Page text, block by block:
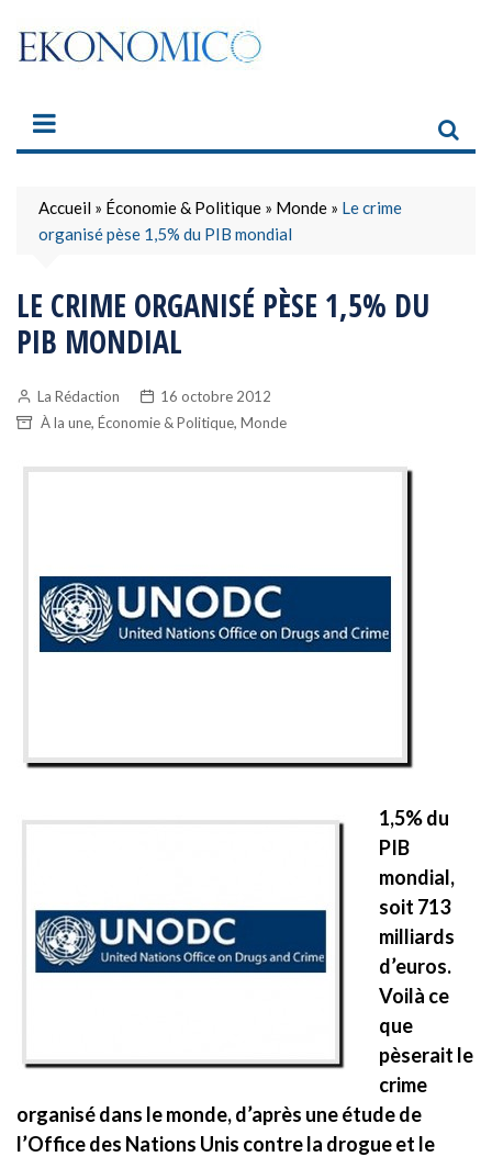
content
Accueil » Économie & Politique » Monde » Le crime
organisé pèse 1,5% du PIB mondial
LE CRIME ORGANISÉ PÈSE 1,5% DU
PIB MONDIAL
La Rédaction
16 octobre 2012
À la une, Économie & Politique, Monde
1,5% du
PIB
mondial,
soit 713
milliards
d’euros.
Voilà ce
que
pèserait le
crime
organisé dans le monde, d’après une étude de
l’Office des Nations Unis contre la drogue et le